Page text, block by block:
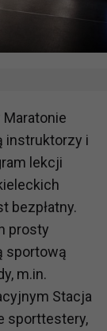
instruktorzy i
lekcji
bezpłatny.
prosty
sportową
m.in.
Stacja
sporttestery,